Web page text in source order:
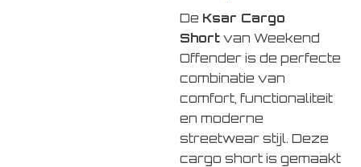
De Ksar Cargo
Short van Weekend
Offender is de perfecte
combinatie van
comfort, functionaliteit
en moderne
streetwear stijl. Deze
cargo short is gemaakt